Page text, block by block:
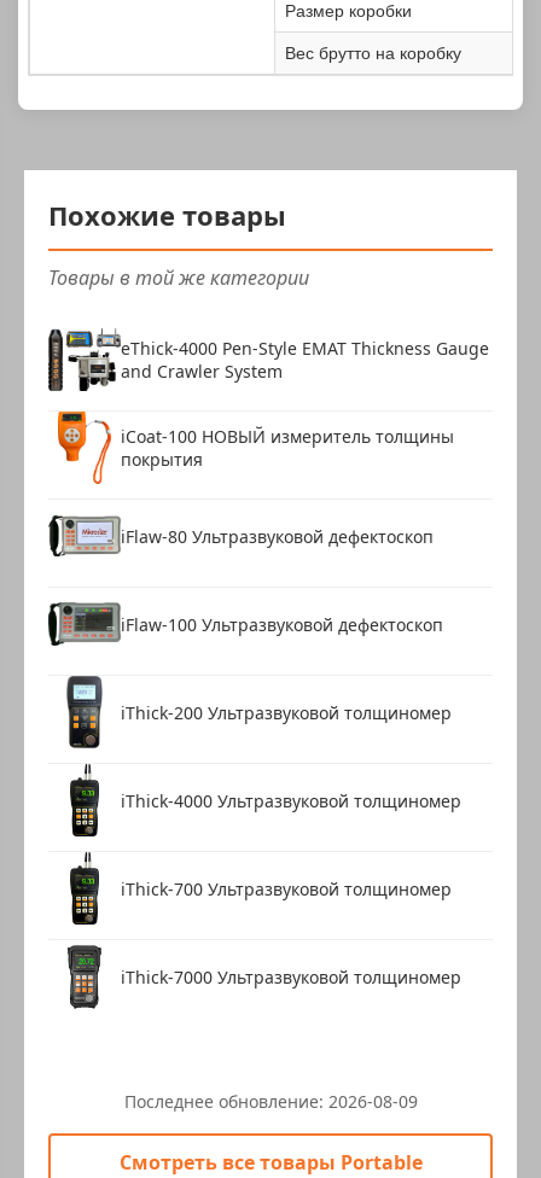
Размер коробки
Вес брутто на коробку
Похожие товары
Товары в той же категории
eThick-4000 Pen-Style EMAT Thickness Gauge
and Crawler System
iCoat-100 НОВЫЙ измеритель толщины
покрытия
iFlaw-80 Ультразвуковой дефектоскоп
iFlaw-100 Ультразвуковой дефектоскоп
iThick-200 Ультразвуковой толщиномер
iThick-4000 Ультразвуковой толщиномер
iThick-700 Ультразвуковой толщиномер
iThick-7000 Ультразвуковой толщиномер
Последнее обновление: 2026-08-09
Смотреть все товары Portable